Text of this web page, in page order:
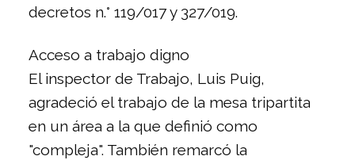
decretos n.° 119/017 y 327/019.
Acceso a trabajo digno
El inspector de Trabajo, Luis Puig,
agradeció el trabajo de la mesa tripartita
en un área a la que definió como
"compleja". También remarcó la